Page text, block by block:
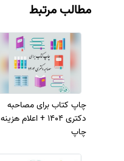
مطالب مرتبط
چاپ کتاب برای مصاحبه
دکتری 1404 + اعلام هزینه
چاپ